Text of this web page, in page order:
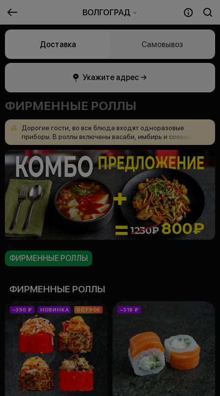
ВОЛГОГРАД
Доставка Самовывоз
Укажите адрес →
ФИРМЕННЫЕ РОЛЛЫ
Дорогие гости, во все блюда входят одноразовые
приборы. В роллы включены васаби, имбирь и соевый
соус,нодополнительноможноприобрестивменю.
Возникливопросы?Позвоните 88006008989
ФИРМЕННЫЕ РОЛЛЫ
ФИРМЕННЫЕ РОЛЛЫ
−350 ₽ НОВИНКА ОСТРОЕ −318 ₽